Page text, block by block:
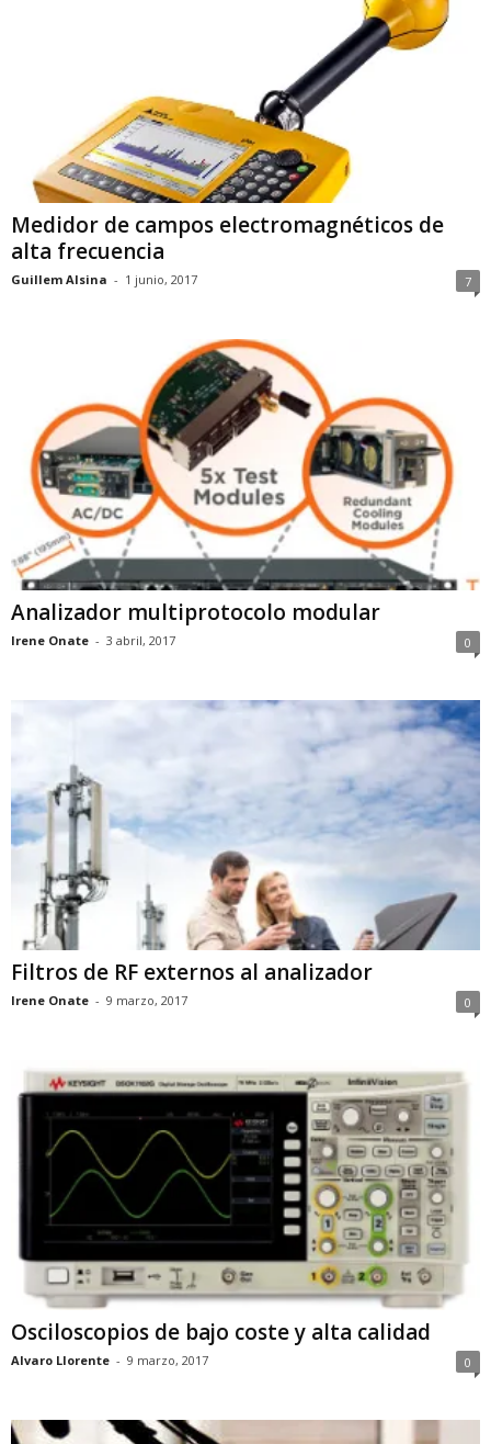
Medidor de campos electromagnéticos de
alta frecuencia
Guillem Alsina - 1 junio, 2017 7
Analizador multiprotocolo modular
Irene Onate - 3 abril, 2017 0
Filtros de RF externos al analizador
Irene Onate - 9 marzo, 2017 0
Osciloscopios de bajo coste y alta calidad
Alvaro Llorente - 9 marzo, 2017 0